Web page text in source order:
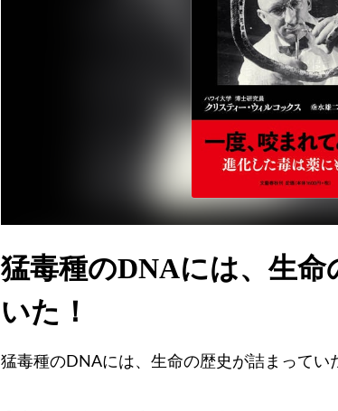
猛毒種のDNAには、生命
いた！
猛毒種のDNAには、生命の歴史が詰まってい